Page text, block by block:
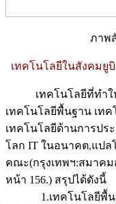
ภาพ
เทคโนโลยีในสังคมยู
เทคโนโลยีที่ทำให้
เทคโนโลยีพื้นฐาน เทค
เทคโนโลยีด้านการปร
โลก IT ในอนาคต,แป
คณะ(กรุงเทพฯ:สมาคม
หน้า 156.) สรุปได้ดังนี้
1.เทคโนโลยีพื้นฐา